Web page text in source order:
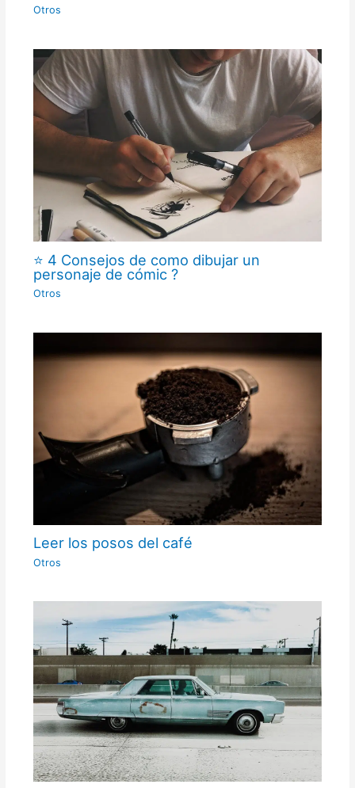
Otros
⭐ 4 Consejos de como dibujar un
personaje de cómic ?
Otros
Leer los posos del café
Otros